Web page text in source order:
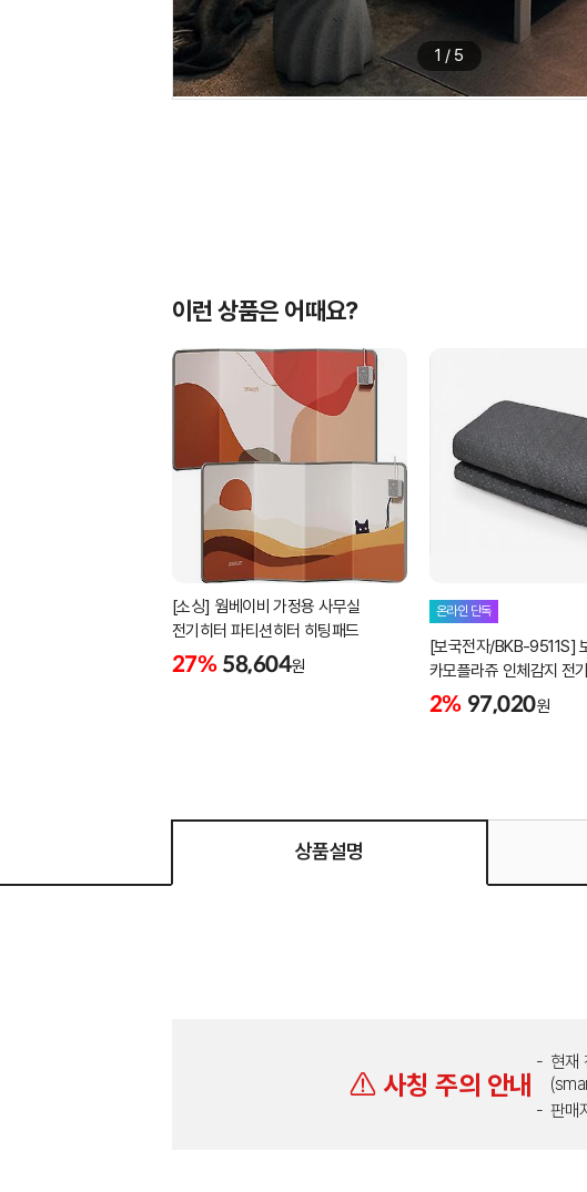
1 / 5
이런 상품은 어때요?
[소싱] 웜베이비 가정용 사무실
전기히터 파티션히터 히팅패드
27% 58,604원
온라인 단독
[보국전자/BKB-9511S]
카모플라쥬 인체감지 전
9511S (싱글)
2% 97,020원
상품설명
사칭 주의 안내
현재
판매